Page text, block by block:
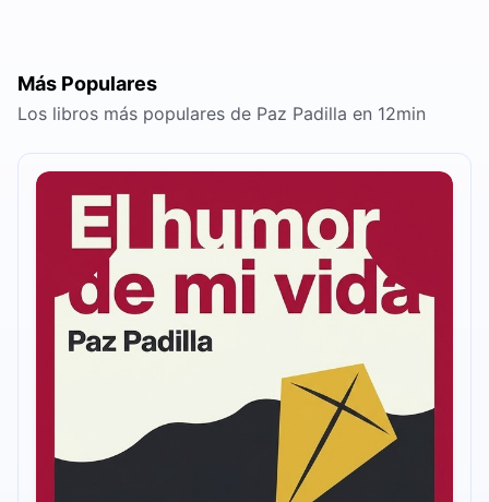
Más Populares
Los libros más populares de Paz Padilla en 12min